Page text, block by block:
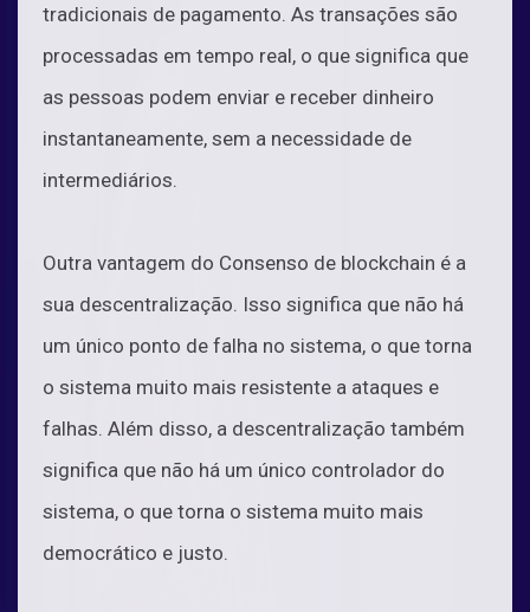
tradicionais de pagamento. As transações são
processadas em tempo real, o que significa que
as pessoas podem enviar e receber dinheiro
instantaneamente, sem a necessidade de
intermediários.
Outra vantagem do Consenso de blockchain é a
sua descentralização. Isso significa que não há
um único ponto de falha no sistema, o que torna
o sistema muito mais resistente a ataques e
falhas. Além disso, a descentralização também
significa que não há um único controlador do
sistema, o que torna o sistema muito mais
democrático e justo.